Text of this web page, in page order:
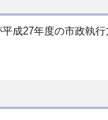
成27年度の市政執